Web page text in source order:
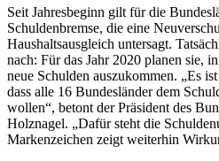
Seit Jahresbeginn gilt für die
Schuldenbremse, die eine
Haushaltsausgleich untersagt.
nach: Für das Jahr 2020 planen sie,
neue Schulden auszukommen. „Es
dass alle 16 Bundesländer dem
wollen“, betont der Präsident des
Holznagel. „Dafür steht die
Markenzeichen zeigt weiterhin